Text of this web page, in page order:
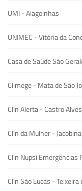
UMI - Alagoinhas
UNIMEC - Vitória da
Casa de Saúde São
Climege - Mata de São
Clín Alerta - Castro Alves
Clín da Mulher -
Clín Nupsi Emergências
Clín São Lucas - Teixeira